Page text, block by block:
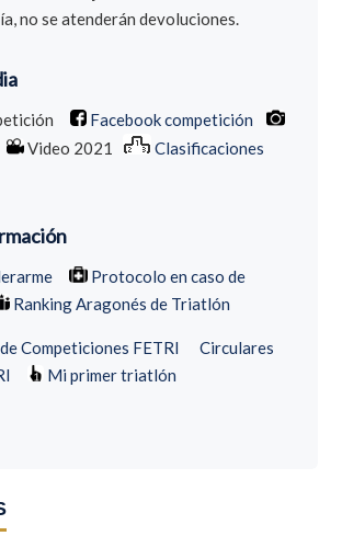
no se atenderán devoluciones.
Facebook competición
Video 2021
Clasificaciones
Protocolo en caso de
Ranking Aragonés de Triatlón
Competiciones FETRI
Circulares
Mi primer triatlón